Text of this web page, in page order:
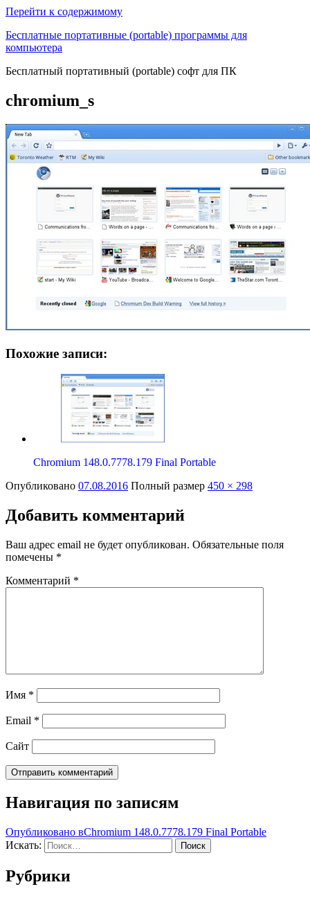
Перейти к содержимому
Бесплатные портативные (portable) программы для
компьютера
Бесплатный портативный (portable) софт для ПК
chromium_s
Похожие записи:
Chromium 148.0.7778.179 Final Portable
Опубликовано 07.08.2016 Полный размер 450 × 298
Добавить комментарий
Ваш адрес email не будет опубликован. Обязательные поля
помечены *
Комментарий *
Имя *
Email *
Сайт
Навигация по записям
Опубликовано вChromium 148.0.7778.179 Final Portable
Искать:
Поиск
Рубрики